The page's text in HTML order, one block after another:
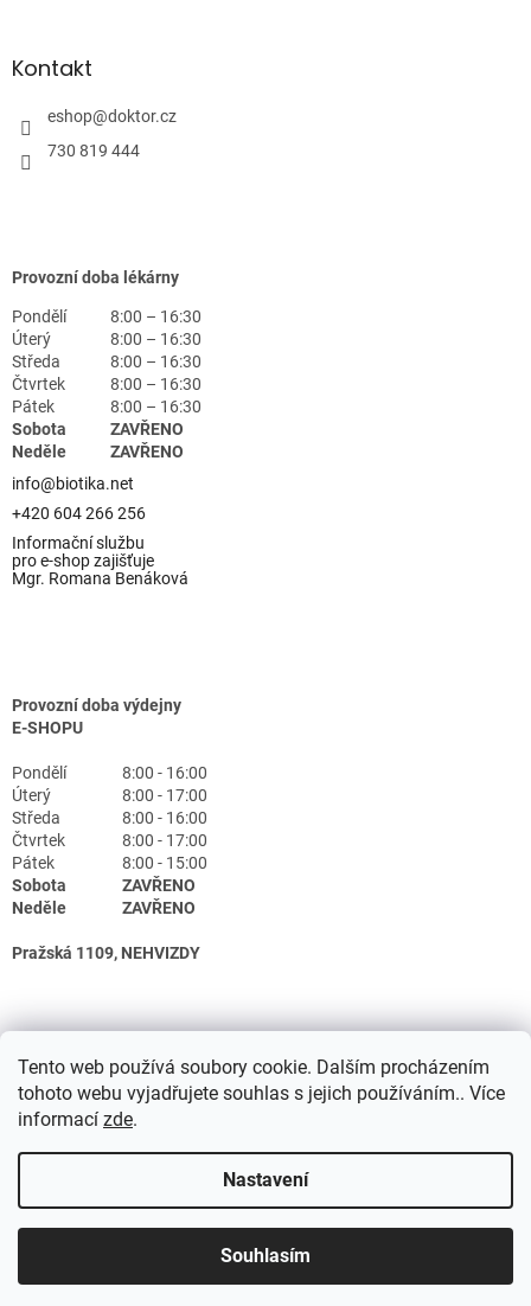
Tento web používá soubory cookie. Dalším procházením
tohoto webu vyjadřujete souhlas s jejich používáním.. Více
informací zde.
Nastavení
Souhlasím
Kontakt
eshop@doktor.cz
730 819 444
Provozní doba lékárny
Pondělí
8:00 – 16:30
Úterý
8:00 – 16:30
Středa
8:00 – 16:30
Čtvrtek
8:00 – 16:30
Pátek
8:00 – 16:30
Sobota
ZAVŘENO
Neděle
ZAVŘENO
info@biotika.net
+420 604 266 256
Informační službu
pro e-shop zajišťuje
Mgr. Romana Benáková
Provozní doba výdejny
E-SHOPU
Pondělí
8:00 - 16:00
Úterý
8:00 - 17:00
Středa
8:00 - 16:00
Čtvrtek
8:00 - 17:00
Pátek
8:00 - 15:00
Sobota
ZAVŘENO
Neděle
ZAVŘENO
Pražská 1109, NEHVIZDY
Vytvořil Shoptet
Lékárna Doktor.cz. Všechna práva vyhrazena.